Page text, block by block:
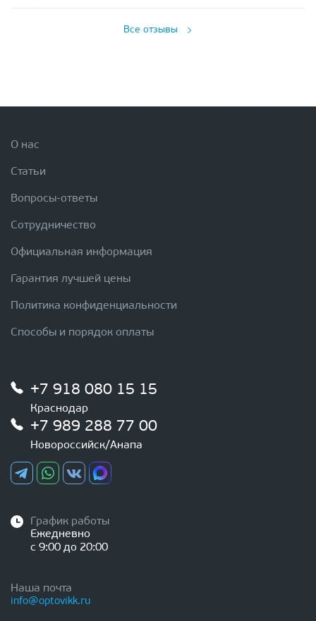
Все отзывы
О нас
Статьи
Вопросы-ответы
Сотрудничество
Официальная информация
Гарантия лучшей цены
Политика конфиденциальности
Способы и порядок оплаты
+7 918 080 15 15
Краснодар
+7 989 288 77 00
Новороссийск/Анапа
График работы
Ежедневно
с 9:00 до 20:00
Наша почта
info@optovikk.ru